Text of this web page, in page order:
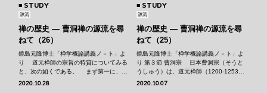
STUDY
源流
禅の歴史 ― 曹洞禅の源流を尋
ねて（26）
鏡島元隆博士「禅学概論講義ノ－ト」よ
り 道元禅師の宗旨の特質についてみる
と、次の如くである。 まず第一に、道
元禅師の宗旨の特質は中国禅を伝えなが
2020.10.28
STUDY
源流
禅の歴史 ― 曹洞禅の源流を尋
ねて（25）
鏡島元隆博士「禅学概論講義ノ－ト」よ
り 第３節 曹洞宗 日本曹洞宗（そうと
うしゅう）は、道元禅師（1200-1253）
が初めて曹洞宗を伝えて以来、三派が伝
2020.10.07